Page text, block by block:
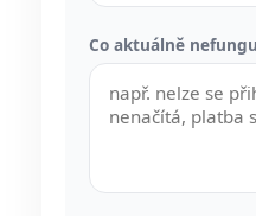
Co aktuálně